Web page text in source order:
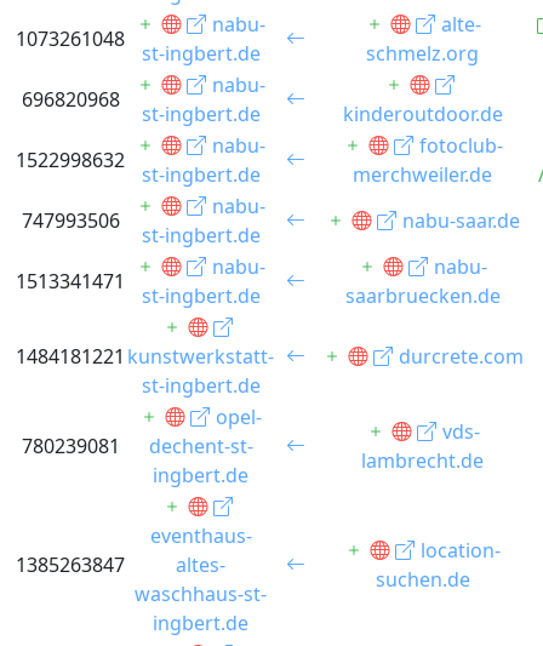
1073261048
nabu-
st-ingbert.de
alte-
schmelz.org
696820968
nabu-
st-ingbert.de
kinderoutdoor.de
1522998632
nabu-
st-ingbert.de
fotoclub-
merchweiler.de
747993506
nabu-
st-ingbert.de
nabu-saar.de
1513341471
nabu-
st-ingbert.de
nabu-
saarbruecken.de
1484181221 kunstwerkstatt-
st-ingbert.de
durcrete.com
780239081
opel-
dechent-st-
ingbert.de
vds-
lambrecht.de
1385263847
eventhaus-
altes-
waschhaus-st-
ingbert.de
location-
suchen.de